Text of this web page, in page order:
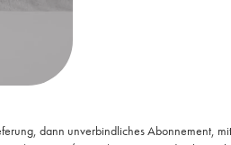
dann unverbindliches Abonnement,